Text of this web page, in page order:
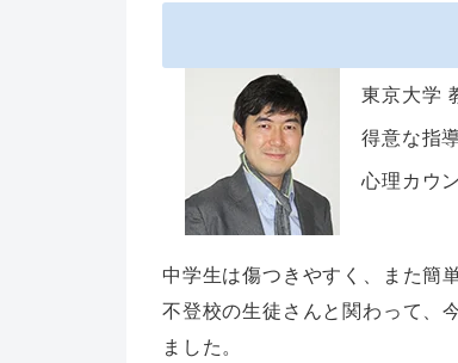
東京大学
得意な指
心理カウ
中学生は傷つきやすく、また簡
不登校の生徒さんと関わって、
ました。